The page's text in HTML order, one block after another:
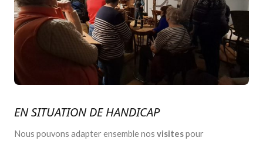
EN SITUATION DE HANDICAP
Nous pouvons adapter ensemble nos visitespour